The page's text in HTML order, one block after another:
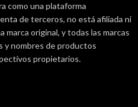
como una plataforma
de terceros, no está afiliada ni
marca original, y todas las marcas
y nombres de productos
propietarios.